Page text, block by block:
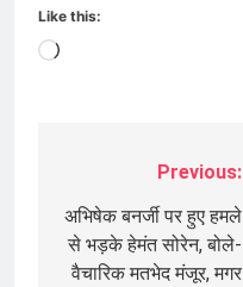
Like this:
Loading…
navigation
Previous:
अभिषेक बनर्जी पर हुए हमले
से भड़के हेमंत सोरेन, बोले-
वैचारिक मतभेद मंजूर, मगर